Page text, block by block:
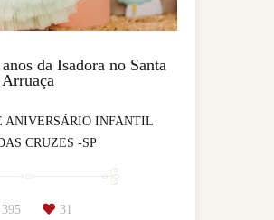
da Isadora no Santa
Arruaça
ANIVERSÁRIO INFANTIL
CRUZES -SP
395 31